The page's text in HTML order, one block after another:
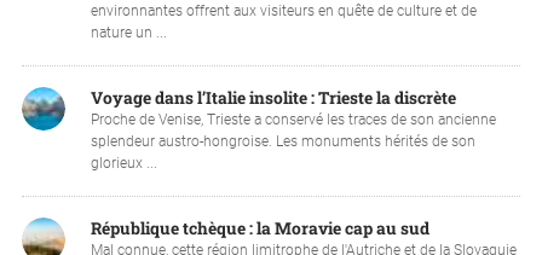
environnantes offrent aux visiteurs en quête de culture et de
nature un ...
Voyage dans l’Italie insolite : Trieste la discrète
Proche de Venise, Trieste a conservé les traces de son ancienne
splendeur austro-hongroise. Les monuments hérités de son
glorieux ...
République tchèque : la Moravie cap au sud
Mal connue, cette région limitrophe de l'Autriche et de la Slovaquie